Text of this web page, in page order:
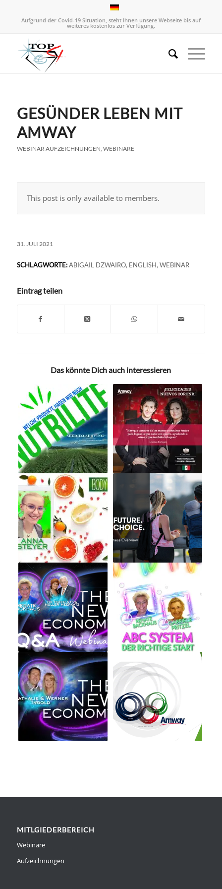
Aufgrund der Covid-19 Situation, steht Ihnen unsere Webseite bis auf
weiteres kostenlos zur Verfügung.
GESÜNDER LEBEN MIT
AMWAY
WEBINAR AUFZEICHNUNGEN, WEBINARE
This post is only available to members.
31. JULI 2021
SCHLAGWORTE: ABIGAIL DZWAIRO, ENGLISH, WEBINAR
Eintrag teilen
Das könnte Dich auch interessieren
MITLGIEDERBEREICH
Webinare
Aufzeichnungen